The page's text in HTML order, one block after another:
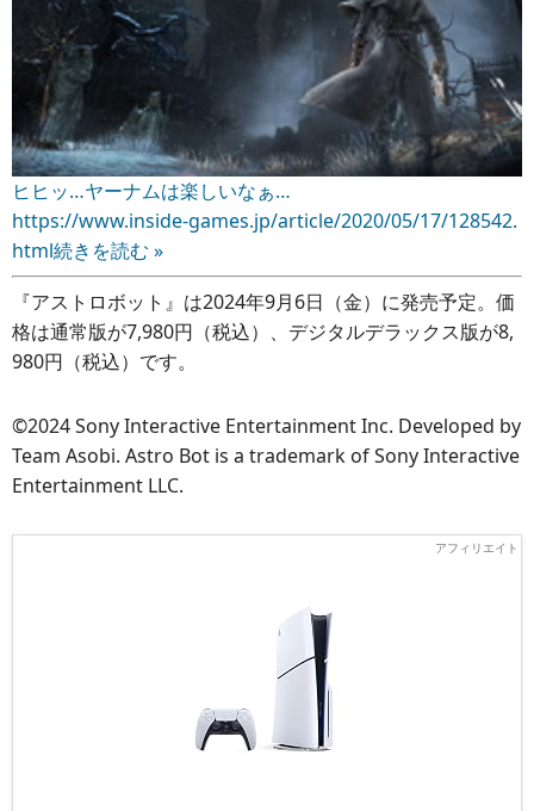
ヒヒッ…ヤーナムは楽しいなぁ…
https://www.inside-games.jp/article/2020/05/17/128542.
html続きを読む »
『アストロボット』は2024年9月6日（金）に発売予定。価
格は通常版が7,980円（税込）、デジタルデラックス版が8,
980円（税込）です。
©2024 Sony Interactive Entertainment Inc. Developed by
Team Asobi. Astro Bot is a trademark of Sony Interactive
Entertainment LLC.